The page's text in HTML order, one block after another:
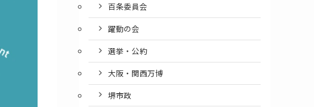
百条委員会
躍動の会
選挙・公約
大阪・関西万博
堺市政